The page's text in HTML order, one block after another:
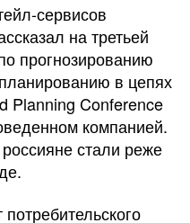
сервисов
на третьей
прогнозированию
в цепях
Planning Conference
компанией.
стали реже